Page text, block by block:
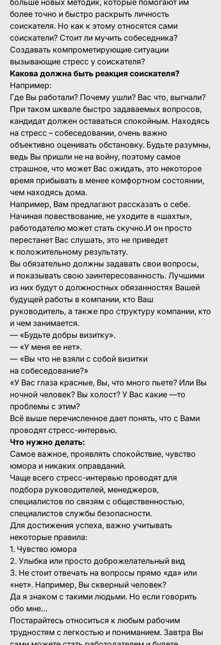
больше новых методик, которые помогают им
более точно и быстро раскрыть личность
соискателя. Но как к этому относятся сами
соискатели? Стоит ли мучить собеседника?
Создавать компрометирующие ситуации
вызывающие стресс у соискателя?
Какова должна быть реакция соискателя?
Например:
Где Вы работали? Почему ушли? Вас что, выгнали?
При таком шквале быстро задаваемых вопросов,
кандидат должен оставаться спокойным. Находясь
на стресс – собеседовании, очень важно
объективно оценивать обстановку. Будьте разумны,
ведь Вы пришли не на войну, поэтому самое
страшное, что может Вас ожидать, это некоторое
время прибывать в менее комфортном состоянии,
чем находясь дома.
Например, Вам предлагают рассказать о себе.
Начиная повествование, не уходите в «шахты»,
работодателю может стать скучно.И он просто
перестанет Вас слушать, это не приведет
к положительному результату.
Вы обязательно должны задавать свои вопросы,
и показывать свою заинтересованность. Лучшими
из них будут о должностных обязанностях Вашей
будущей работы в компании, кто Ваш
руководитель, а также про структуру компании, кто
и чем занимается.
— «Будьте добры визитку».
— «У меня ее нет».
— «Вы что не взяли с собой визитки
на собеседование?»
«У Вас глаза красные, Вы, что много пьете? Или Вы
ночной человек? Вы холост? У Вас какие —то
проблемы с этим?
Всё выше перечисленное дает понять, что с Вами
проводят стресс-интервью.
Что нужно делать:
Самое важное, проявлять спокойствие, чувство
юмора и никаких оправданий.
Чаще всего стресс-интервью проводят для
подбора руководителей, менеджеров,
специалистов по связям с общественностью,
специалистов службы безопасности.
Для достижения успеха, важно учитывать
некоторые правила:
1. Чувство юмора
2. Улыбка или просто доброжелательный вид
3. Не стоит отвечать на вопросы прямо «да» или
«нет». Например, Вы скверный человек?
Да я знаком с такими людьми. Но если говорить
обо мне…
Постарайтесь относиться к любым рабочим
трудностям с легкостью и пониманием. Завтра Вы